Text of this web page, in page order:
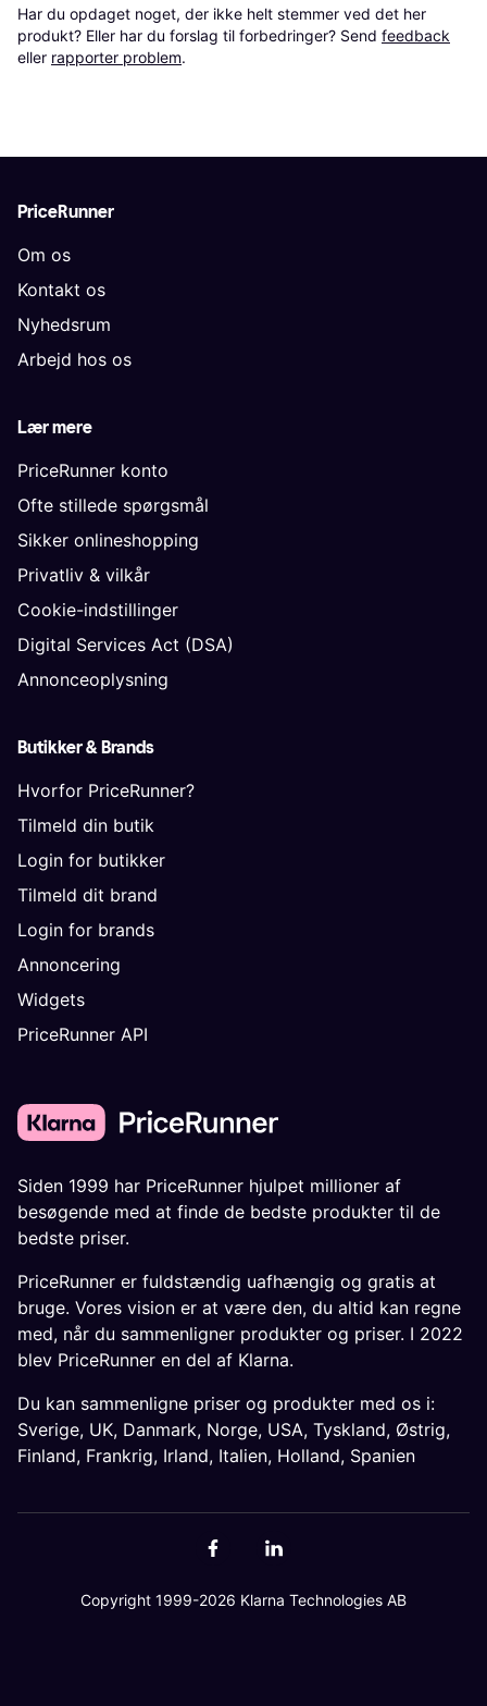
Har du opdaget noget, der ikke helt stemmer ved det her
produkt? Eller har du forslag til forbedringer? Send feedback
eller rapporter problem.
PriceRunner
Om os
Kontakt os
Nyhedsrum
Arbejd hos os
Lær mere
PriceRunner konto
Ofte stillede spørgsmål
Sikker onlineshopping
Privatliv & vilkår
Cookie-indstillinger
Digital Services Act (DSA)
Annonceoplysning
Butikker & Brands
Hvorfor PriceRunner?
Tilmeld din butik
Login for butikker
Tilmeld dit brand
Login for brands
Annoncering
Widgets
PriceRunner API
Siden 1999 har PriceRunner hjulpet millioner af
besøgende med at finde de bedste produkter til de
bedste priser.
PriceRunner er fuldstændig uafhængig og gratis at
bruge. Vores vision er at være den, du altid kan regne
med, når du sammenligner produkter og priser. I 2022
blev PriceRunner en del af Klarna.
Du kan sammenligne priser og produkter med os i:
Sverige, UK, Danmark, Norge, USA, Tyskland, Østrig,
Finland, Frankrig, Irland, Italien, Holland, Spanien
Copyright 1999-2026 Klarna Technologies AB